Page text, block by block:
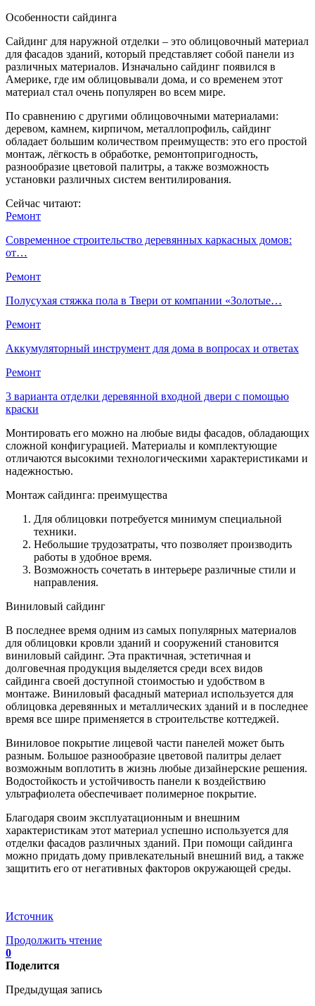
Особенности сайдинга
Сайдинг для наружной отделки – это облицовочный материал
для фасадов зданий, который представляет собой панели из
различных материалов. Изначально сайдинг появился в
Америке, где им облицовывали дома, и со временем этот
материал стал очень популярен во всем мире.
По сравнению с другими облицовочными материалами:
деревом, камнем, кирпичом, металлопрофиль, сайдинг
обладает большим количеством преимуществ: это его простой
монтаж, лёгкость в обработке, ремонтопригодность,
разнообразие цветовой палитры, а также возможность
установки различных систем вентилирования.
Сейчас читают:
Ремонт
Современное строительство деревянных каркасных домов:
от…
Ремонт
Полусухая стяжка пола в Твери от компании «Золотые…
Ремонт
Аккумуляторный инструмент для дома в вопросах и ответах
Ремонт
3 варианта отделки деревянной входной двери с помощью
краски
Монтировать его можно на любые виды фасадов, обладающих
сложной конфигурацией. Материалы и комплектующие
отличаются высокими технологическими характеристиками и
надежностью.
Монтаж сайдинга: преимущества
Для облицовки потребуется минимум специальной
техники.
Небольшие трудозатраты, что позволяет производить
работы в удобное время.
Возможность сочетать в интерьере различные стили и
направления.
Виниловый сайдинг
В последнее время одним из самых популярных материалов
для облицовки кровли зданий и сооружений становится
виниловый сайдинг. Эта практичная, эстетичная и
долговечная продукция выделяется среди всех видов
сайдинга своей доступной стоимостью и удобством в
монтаже. Виниловый фасадный материал используется для
облицовка деревянных и металлических зданий и в последнее
время все шире применяется в строительстве коттеджей.
Виниловое покрытие лицевой части панелей может быть
разным. Большое разнообразие цветовой палитры делает
возможным воплотить в жизнь любые дизайнерские решения.
Водостойкость и устойчивость панели к воздействию
ультрафиолета обеспечивает полимерное покрытие.
Благодаря своим эксплуатационным и внешним
характеристикам этот материал успешно используется для
отделки фасадов различных зданий. При помощи сайдинга
можно придать дому привлекательный внешний вид, а также
защитить его от негативных факторов окружающей среды.
Источник
Продолжить чтение
0
Поделится
Предыдущая запись